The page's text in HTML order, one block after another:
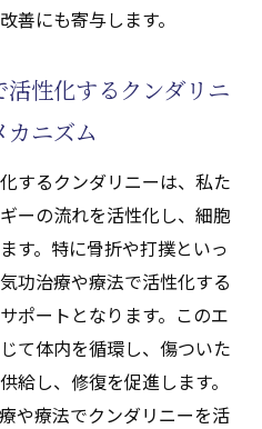
善にも寄与します。
性化するクンダリニ
ニズム
するクンダリニーは、私た
ーの流れを活性化し、細胞
す。特に骨折や打撲といっ
功治療や療法で活性化する
ポートとなります。このエ
て体内を循環し、傷ついた
給し、修復を促進します。
や療法でクンダリニーを活